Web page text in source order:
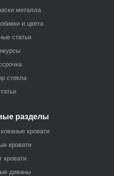
металла
и цвета
статьи
стекла
разделы
кровати
кровати
кровати
диваны